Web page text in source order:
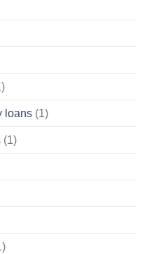
loans (1)
(1)